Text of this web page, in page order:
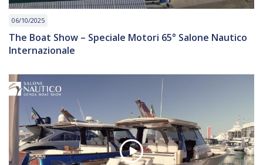
06/10/2025
The Boat Show – Speciale Motori 65° Salone Nautico
Internazionale